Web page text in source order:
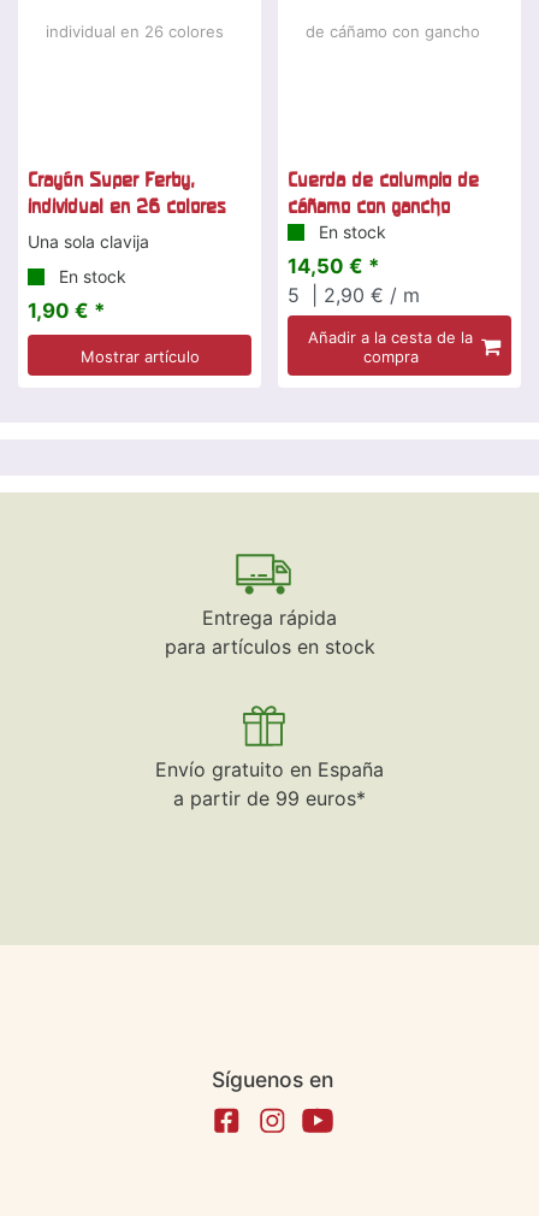
Crayón Super Ferby,
individual en 26 colores
Una sola clavija
En stock
1,90 € *
Mostrar artículo
Cuerda de columpio de
cáñamo con gancho
En stock
14,50 € *
5
| 2,90 € / m
Añadir a la cesta de la
compra
Entrega rápida
para artículos en stock
Envío gratuito en España
a partir de 99 euros*
Síguenos en